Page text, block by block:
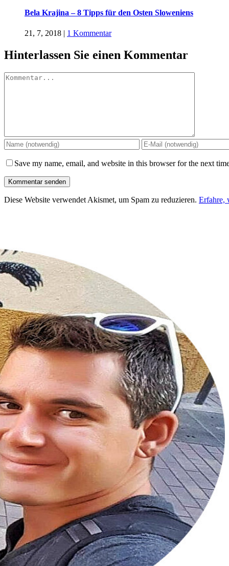
Bela Krajina – 8 Tipps für den Osten Sloweniens
21, 7, 2018 | 1 Kommentar
Hinterlassen Sie einen Kommentar
Kommentar
Save my name, email, and website in this browser for the next
Diese Website verwendet Akismet, um Spam zu reduzieren. Erfahre,